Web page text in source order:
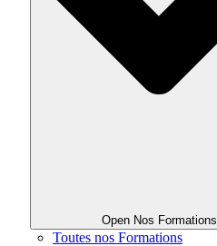
Open Nos Formations
Toutes nos Formations